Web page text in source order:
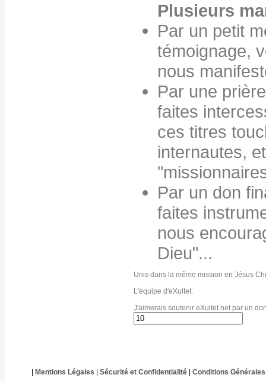
Plusieurs
Par un petit
témoignage,
nous
Par une
faites
ces titres
internautes,
Par un don
faites
nous
Dieu"...
Unis dans la même mission en Jésus
L'équipe d'eXultet.
J'aimerais soutenir eXultet.net par un
Mentions Légales Sécurité et Confidentialité| Conditions Générales